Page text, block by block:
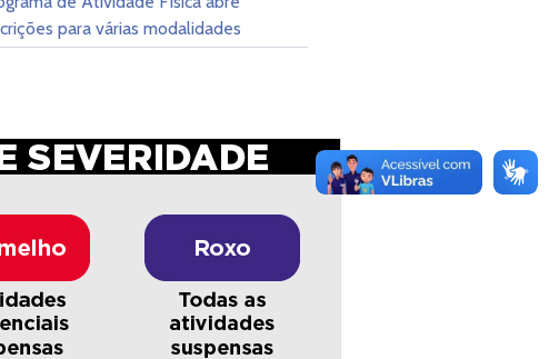
para várias modalidades